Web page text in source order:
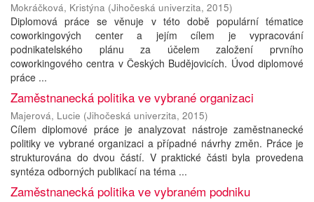
Mokráčková, Kristýna (Jihočeská univerzita, 2015)
Diplomová práce se věnuje v této době populární tématice
coworkingových center a jejím cílem je vypracování
podnikatelského plánu za účelem založení prvního
coworkingového centra v Českých Budějovicích. Úvod diplomové
práce ...
Zaměstnanecká politika ve vybrané organizaci
Majerová, Lucie (Jihočeská univerzita, 2015)
Cílem diplomové práce je analyzovat nástroje zaměstnanecké
politiky ve vybrané organizaci a případné návrhy změn. Práce je
strukturována do dvou částí. V praktické části byla provedena
syntéza odborných publikací na téma ...
Zaměstnanecká politika ve vybraném podniku